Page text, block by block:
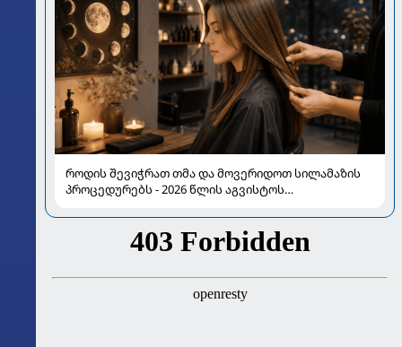
როდის შევიჭრათ თმა და მოვერიდოთ სილამაზის
პროცედურებს - 2026 წლის აგვისტოს